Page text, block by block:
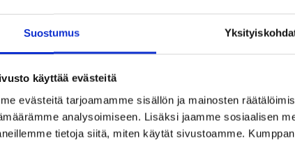
Suostumus
käyttää evästeitä
evästeitä tarjoamamme sisällön ja mainosten
analysoimiseen. Lisäksi jaamme sosiaalisen
tietoja siitä, miten käytät sivustoamme.